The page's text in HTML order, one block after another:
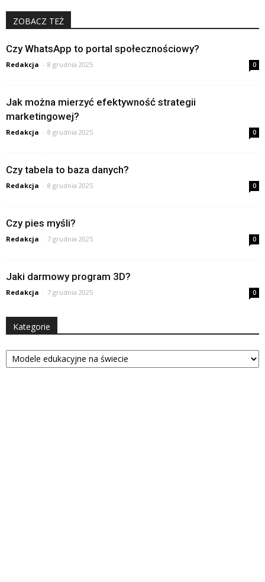
ZOBACZ TEŻ
Czy WhatsApp to portal społecznościowy?
Redakcja - 8 grudnia 2025 0
Jak można mierzyć efektywność strategii
marketingowej?
Redakcja - 8 grudnia 2025 0
Czy tabela to baza danych?
Redakcja - 8 grudnia 2025 0
Czy pies myśli?
Redakcja - 7 grudnia 2025 0
Jaki darmowy program 3D?
Redakcja - 7 grudnia 2025 0
Kategorie
Kategorie